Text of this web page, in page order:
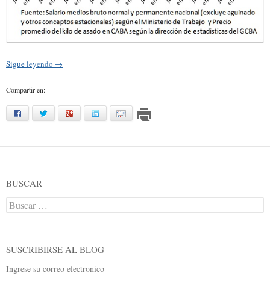
Sigue leyendo →
Compartir en:
facebooktwitter google linkedinmail
BUSCAR
Buscar:
SUSCRIBIRSE AL BLOG
Ingrese su correo electronico